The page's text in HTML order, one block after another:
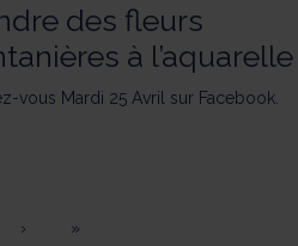
des fleurs
à l’aquarelle
vous Mardi 25 Avril sur Facebook.
› »